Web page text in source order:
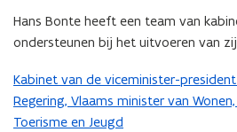
Hans Bonte heeft een team van
ondersteunen bij het uitvoeren van
Kabinet van de viceminister-
Regering, Vlaams minister van
Toerisme en Jeugd